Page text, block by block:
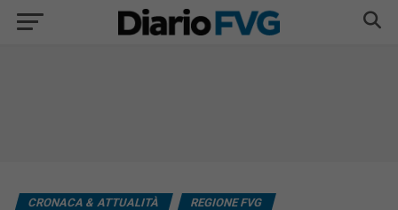
CRONACA & ATTUALITÀ REGIONE FVG